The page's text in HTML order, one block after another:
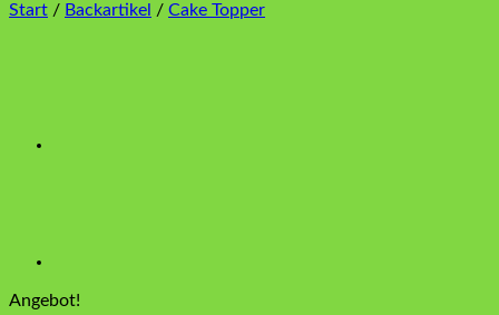
Start / Backartikel / Cake Topper
Angebot!